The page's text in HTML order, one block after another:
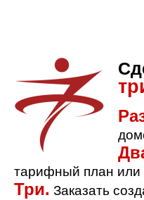
тарифный план или
Три. Заказать